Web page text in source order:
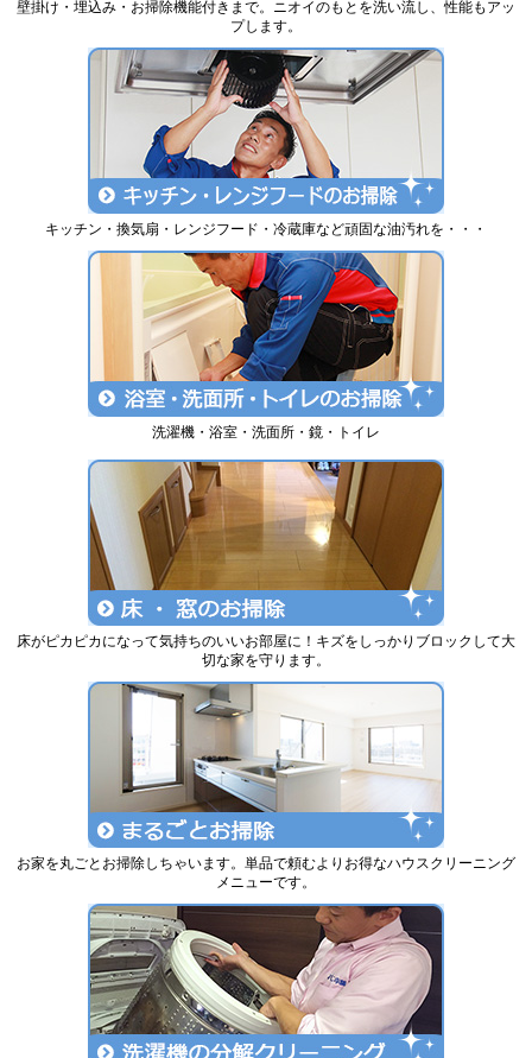
壁掛け・埋込み・お掃除機能付きまで。ニオイのもとを洗い流し、性能もアッ
プします。
キッチン・換気扇・レンジフード・冷蔵庫など頑固な油汚れを・・・
洗濯機・浴室・洗面所・鏡・トイレ
床がピカピカになって気持ちのいいお部屋に！キズをしっかりブロックして大
切な家を守ります。
お家を丸ごとお掃除しちゃいます。単品で頼むよりお得なハウスクリーニング
メニューです。